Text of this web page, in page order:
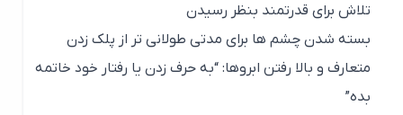
تلاش برای قدرتمند بنظر رسیدن
بسته شدن چشم ها برای مدتی طولانی تر از پلک زدن
متعارف و بالا رفتن ابروها: “به حرف زدن یا رفتار خود خاتمه